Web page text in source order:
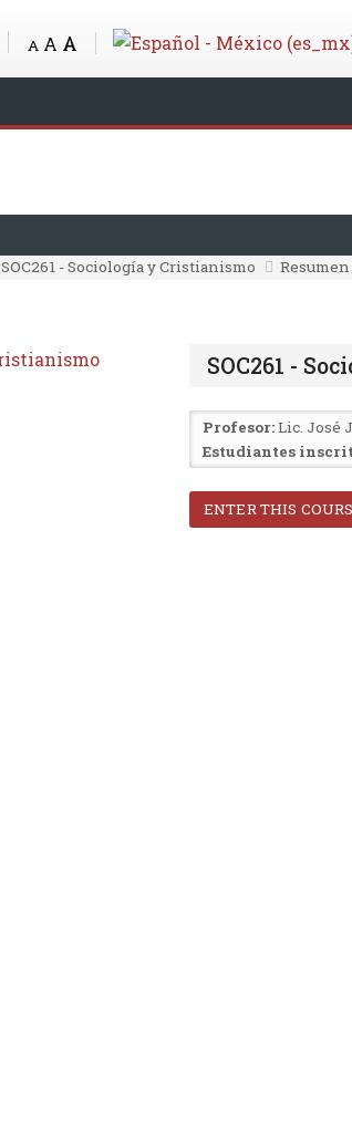
A A A
SOC261 - Sociología y Cristianismo Resumen
SOC261 -
Profesor:Lic. José
Estudiantes
ENTER THIS